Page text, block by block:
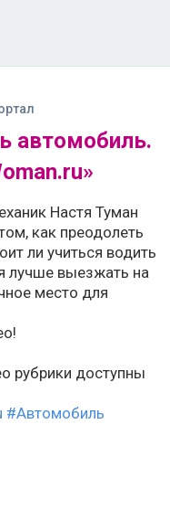
автомобиль.
Настя Туман
как преодолеть
ли учиться водить
лучше выезжать на
место для
рубрики доступны
#Автомобиль